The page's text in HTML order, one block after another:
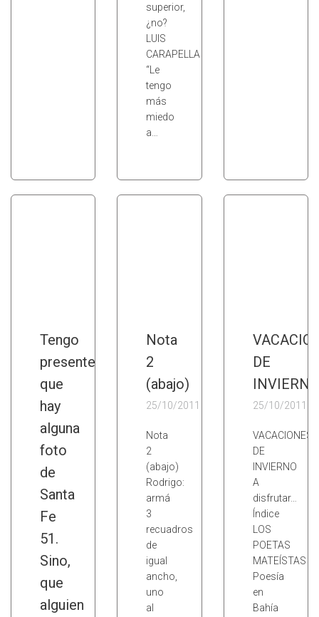
superior,
¿no?
LUIS
CARAPELLA
“Le
tengo
más
miedo
a…
Tengo
presente
que
hay
alguna
foto
de
Santa
Fe
51.
Sino,
que
alguien
Nota
2
(abajo)
25/10/2011
Nota
2
(abajo)
Rodrigo:
armá
3
recuadros
de
igual
ancho,
uno
al
DE
INVIERNO
25/10/2011
VACACIONES
DE
INVIERNO
A
disfrutar…
Índice
LOS
POETAS
MATEÍSTAS
Poesía
en
Bahía